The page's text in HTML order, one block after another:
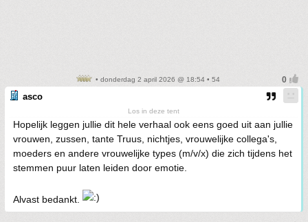
• donderdag 2 april 2026 @ 18:54 • 54
asco
Los in deze tent
Hopelijk leggen jullie dit hele verhaal ook eens goed uit aan jullie
vrouwen, zussen, tante Truus, nichtjes, vrouwelijke collega's,
moeders en andere vrouwelijke types (m/v/x) die zich tijdens het
stemmen puur laten leiden door emotie.
Alvast bedankt.